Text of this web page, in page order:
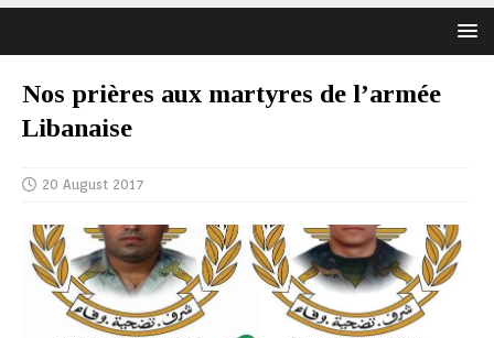
Nos prières aux martyres de l’armée
Libanaise
20 August 2017